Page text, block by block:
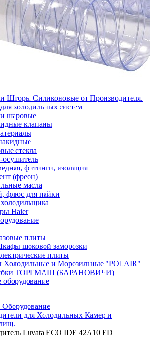
Шторы Силиконовые от Производителя.
холодильных систем
шаровые
клапаны
стекла
осушитель
фитинги, изоляция
(фреон)
масла
флюс для пайки
Haier
плиты
шоковой заморозки
плиты
Холодильные и Морозильные "POLAIR"
ТОРГМАШ (БАРАНОВИЧИ)
оборудование
Оборудование
для Холодильных Камер и
Luvata ECO IDE 42A10 ED